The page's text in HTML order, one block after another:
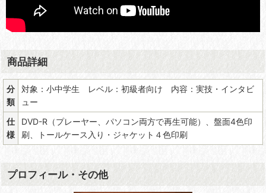
商品詳細
分
類
対象：小中学生 レベル：初級者向け 内容：実技・インタビ
ュー
仕
様
DVD-R（プレーヤー、パソコン両方で再生可能）、盤面4色印
刷、トールケース入り・ジャケット４色印刷
プロフィール・その他